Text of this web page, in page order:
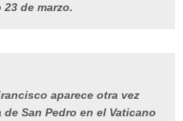
de marzo.
aparece otra vez
San Pedro en el Vaticano